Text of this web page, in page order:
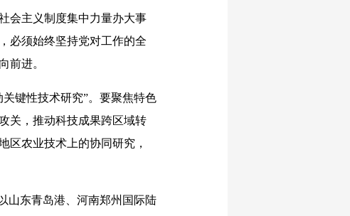
会主义制度集中力量办大事
必须始终坚持党对工作的全
前进。
键性技术研究”。要聚焦特色
关，推动科技成果跨区域转
区农业技术上的协同研究，
东青岛港、河南郑州国际陆